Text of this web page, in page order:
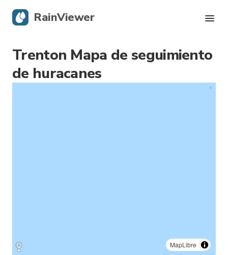
Trenton Mapa de seguimiento
de huracanes
MapLibre
RainViewer
Radar en vivo
Seguimiento de huracanes